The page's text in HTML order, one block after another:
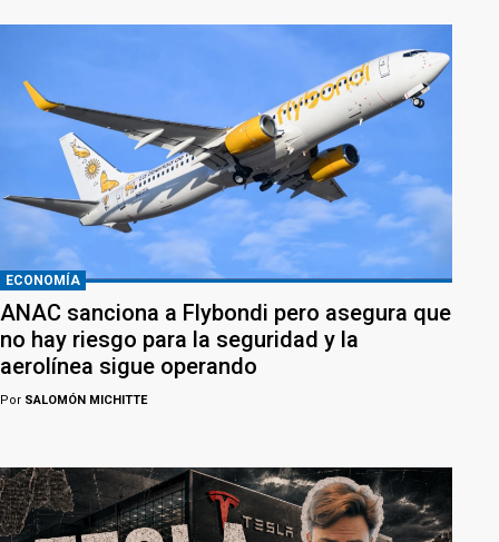
ECONOMÍA
ANAC sanciona a Flybondi pero asegura que
no hay riesgo para la seguridad y la
aerolínea sigue operando
Por SALOMÓN MICHITTE